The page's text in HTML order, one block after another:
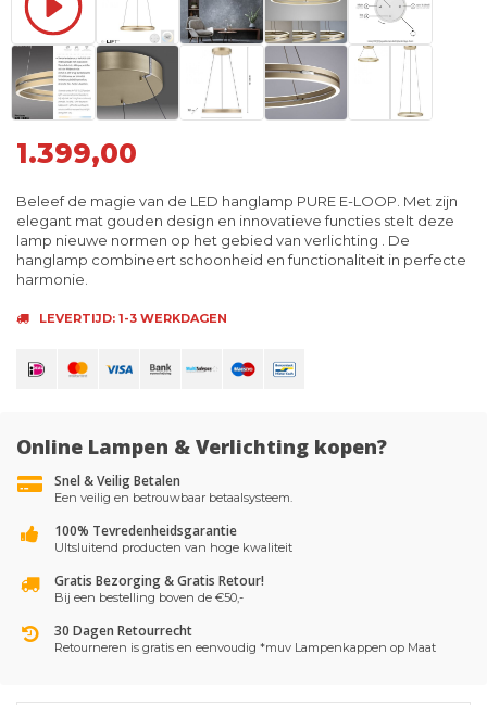
1.399,00
Beleef de magie van de LED hanglamp PURE E-LOOP. Met zijn
elegant mat gouden design en innovatieve functies stelt deze
lamp nieuwe normen op het gebied van verlichting . De
hanglamp combineert schoonheid en functionaliteit in perfecte
harmonie.
LEVERTIJD: 1-3 WERKDAGEN
Online Lampen & Verlichting kopen?
Snel & Veilig Betalen
Een veilig en betrouwbaar betaalsysteem.
100% Tevredenheidsgarantie
UItsluitend producten van hoge kwaliteit
Gratis Bezorging & Gratis Retour!
Bij een bestelling boven de €50,-
30 Dagen Retourrecht
Retourneren is gratis en eenvoudig *muv Lampenkappen op Maat